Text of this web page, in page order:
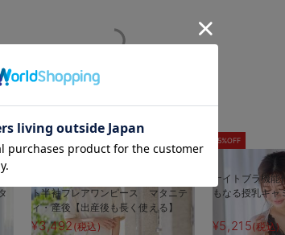
ト半袖フレアワンピース マタニテ
ィ・産後【出産後も長く使える】
¥3,492(税込)
5%OFF
ナイトブラ機
もなる授乳キャ
¥5,215(税込)
入り商品を確認する